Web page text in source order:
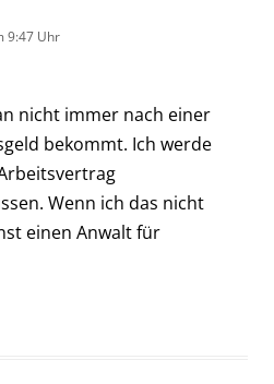
9:47 Uhr
nicht immer nach einer
bekommt. Ich werde
Wenn ich das nicht
einen Anwalt für